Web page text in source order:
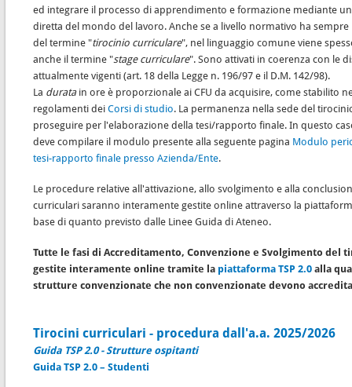
ed integrare il processo di apprendimento e formazione mediante
diretta del mondo del lavoro. Anche se a livello normativo ha sempre
del termine "tirocinio curriculare", nel linguaggio comune viene
anche il termine "stage curriculare". Sono attivati in coerenza con le
attualmente vigenti (art. 18 della Legge n. 196/97 e il D.M. 142/98).
La duratain ore è proporzionale ai CFU da acquisire, come stabilito
regolamenti dei Corsi di studio. La permanenza nella sede del
proseguire per l'elaborazione della tesi/rapporto finale. In questo
deve compilare il modulo presente alla seguente pagina Modulo
tesi-rapporto finale presso Azienda/Ente.
Le procedure relative all'attivazione, allo svolgimento e alla
curriculari saranno interamente gestite online attraverso la
base di quanto previsto dalle Linee Guida di Ateneo.
Tutte le fasi di Accreditamento, Convenzione e Svolgimento del
gestite interamente online tramite la piattaforma TSP 2.0alla
strutture convenzionate che non convenzionate devono
Tirocini curriculari - procedura dall'a.a. 2025/2026
Guida TSP 2.0 - Strutture ospitanti
Guida TSP 2.0 – Studenti